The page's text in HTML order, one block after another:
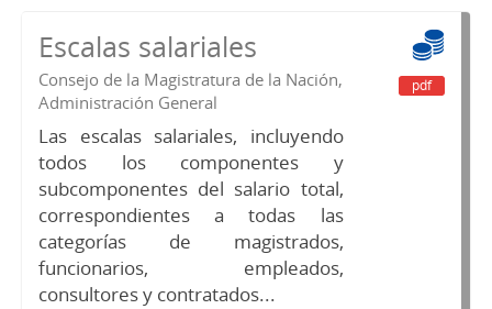
Escalas salariales
Consejo de la Magistratura de la Nación,
Administración General
Las escalas salariales, incluyendo
todos los componentes y
subcomponentes del salario total,
correspondientes a todas las
categorías de magistrados,
funcionarios, empleados,
consultores y contratados...
pdf